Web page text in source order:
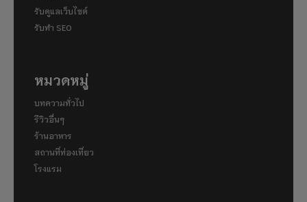
รับดูแลเว็บไซต์
รับทำ SEO
หมวดหมู่
บทความทั่วไป
รีวิวอื่นๆ
ร้านอาหาร
สถานที่ท่องเที่ยว
โรงแรม